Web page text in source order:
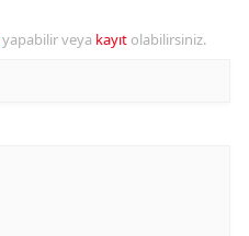
yapabilir veya kayıt olabilirsiniz.